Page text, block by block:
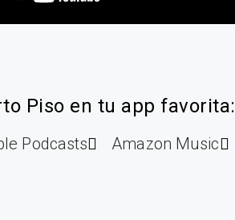
Piso en tu app favorita:
Podcasts Amazon Music